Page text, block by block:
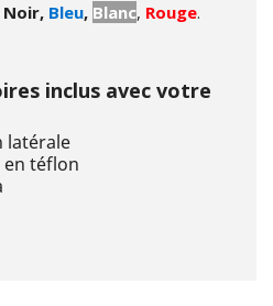
Noir, Bleu, Blanc, Rouge.
inclus avec votre
latérale
téflon